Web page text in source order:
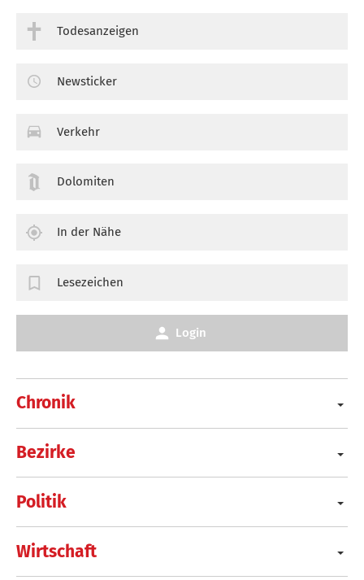
Chronik
Bezirke
Politik
Wirtschaft
Todesanzeigen
Newsticker
Verkehr
Dolomiten
In der Nähe
Lesezeichen
Login